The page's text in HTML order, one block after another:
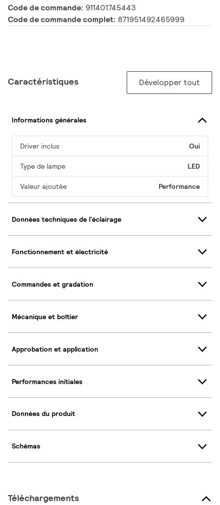
Code de commande: 911401745443
Code de commande complet: 871951492465999
Caractéristiques Développer tout
Informations générales
Driver inclus Oui
Type de lampe LED
Valeur ajoutée Performance
Données techniques de l'éclairage
Fonctionnement et électricité
Commandes et gradation
Mécanique et boîtier
Approbation et application
Performances initiales
Données du produit
Schémas
Téléchargements